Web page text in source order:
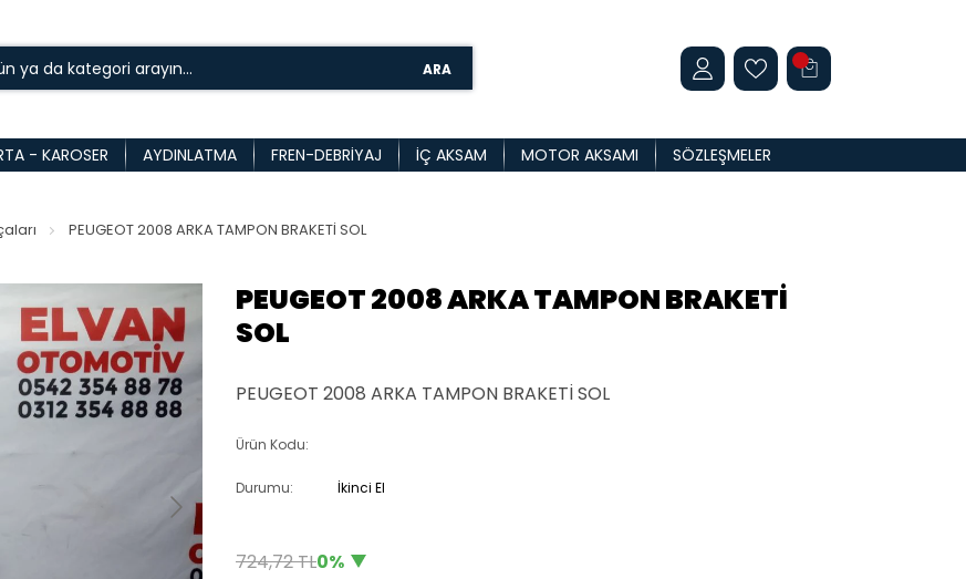
ARA
- KAROSER AYDINLATMA FREN-DEBRIYAJ İÇ AKSAM MOTOR AKSAMI SÖZLEŞMELER
PEUGEOT 2008 ARKA TAMPON BRAKETİ SOL
PEUGEOT 2008 ARKA TAMPON BRAKETİ
SOL
PEUGEOT 2008 ARKA TAMPON BRAKETİ SOL
Ürün Kodu:
Durumu: İkinci El
724,72 TL0%